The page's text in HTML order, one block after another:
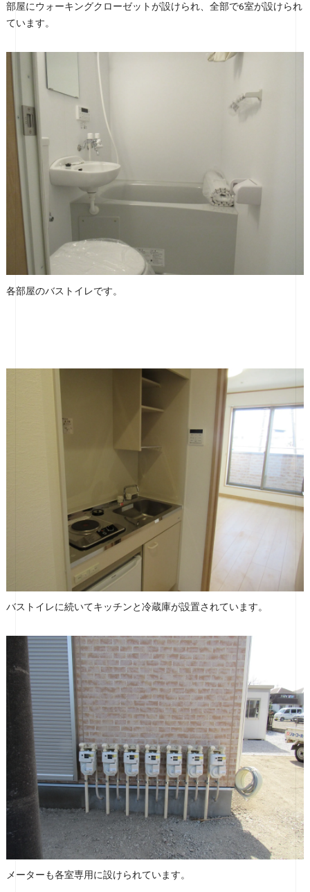
部屋にウォーキングクローゼットが設けられ、全部で6室が設けられ
ています。
各部屋のバストイレです。
バストイレに続いてキッチンと冷蔵庫が設置されています。
メーターも各室専用に設けられています。